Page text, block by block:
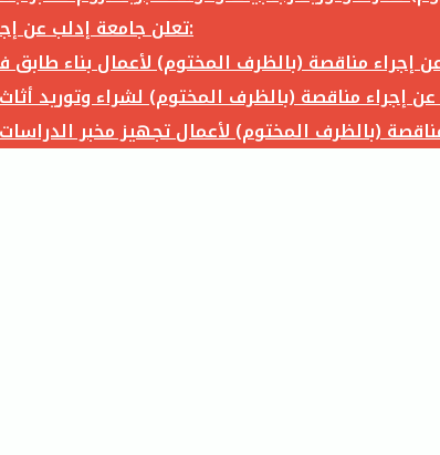
تعلن جامعة إدلب عن إجراء مناقصة (بالظرف المختوم) لشراء وتوريد ما يلي: